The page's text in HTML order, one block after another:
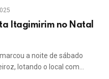
Itagimirim no Natal
a noite de sábado
lotando o local com…